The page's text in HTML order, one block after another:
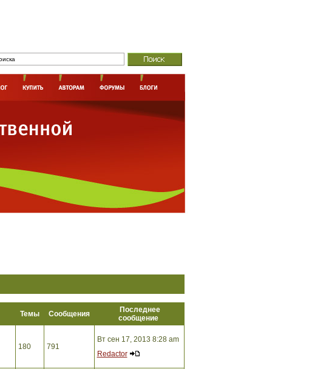
Темы Сообщения
Последнее
сообщение
180 791
Вт сен 17, 2013 8:28 am
Redactor